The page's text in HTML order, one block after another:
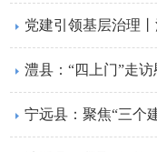
党建引领基层治理
澧县：“四上门”走
宁远县：聚焦“三个